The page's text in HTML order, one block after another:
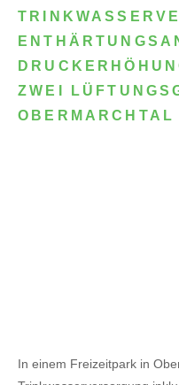
ZWEI
OBERMARCHTAL
In einem Freizeitpark in